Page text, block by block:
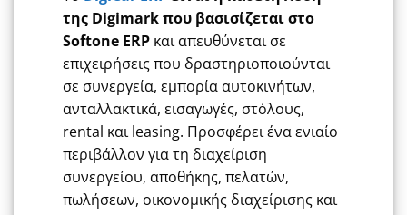
της Digimark που βασισίζεται στο
Softone ERP και απευθύνεται σε
επιχειρήσεις που δραστηριοποιούνται
σε συνεργεία, εμπορία αυτοκινήτων,
ανταλλακτικά, εισαγωγές, στόλους,
rental και leasing. Προσφέρει ένα ενιαίο
περιβάλλον για τη διαχείριση
συνεργείου, αποθήκης, πελατών,
πωλήσεων, οικονομικής διαχείρισης και